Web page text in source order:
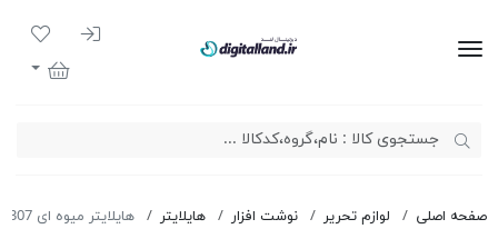
ورود به
لیست
سبد خرید
صفحه اصلی لوازم تحریر نوشت افزار هایلایتر هایلایتر میوه ای Schoolfans FA92307